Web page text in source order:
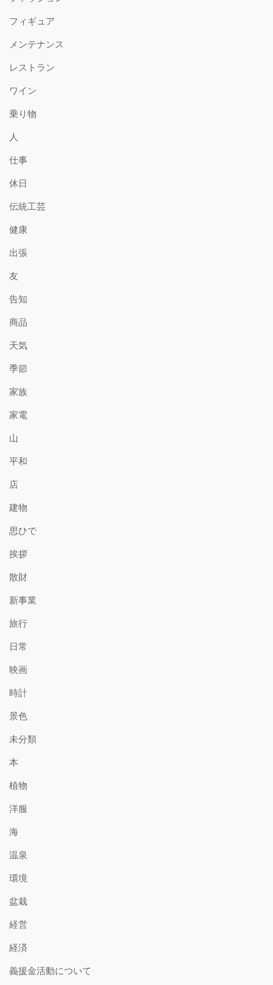
フィギュア
メンテナンス
レストラン
ワイン
乗り物
人
仕事
休日
伝統工芸
健康
出張
友
告知
商品
天気
季節
家族
家電
山
平和
店
建物
思ひで
挨拶
散財
新事業
旅行
日常
映画
時計
景色
未分類
本
植物
洋服
海
温泉
環境
盆栽
経営
経済
義援金活動について